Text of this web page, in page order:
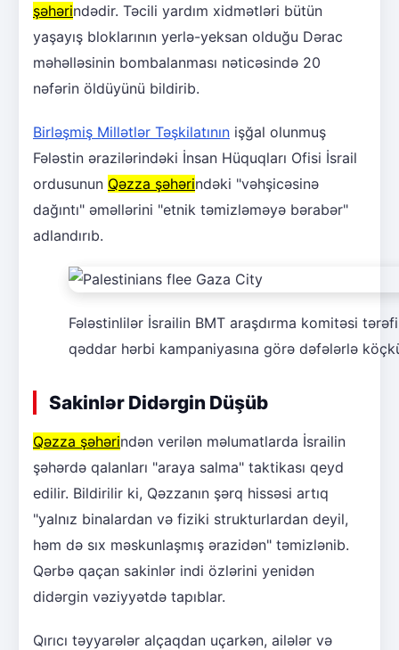
şəhərindədir. Təcili yardım xidmətləri bütün
yaşayış bloklarının yerlə-yeksan olduğu Dərac
məhəlləsinin bombalanması nəticəsində 20
nəfərin öldüyünü bildirib.
Birləşmiş Millətlər Təşkilatının işğal olunmuş
Fələstin ərazilərindəki İnsan Hüquqları Ofisi İsrail
ordusunun Qəzza şəhərindəki "vəhşicəsinə
dağıntı" əməllərini "etnik təmizləməyə bərabər"
adlandırıb.
Fələstinlilər İsrailin BMT araşdırma komitəsi
qəddar hərbi kampaniyasına görə dəfələrlə
Sakinlər Didərgin Düşüb
Qəzza şəhərindən verilən məlumatlarda İsrailin
şəhərdə qalanları "araya salma" taktikası qeyd
edilir. Bildirilir ki, Qəzzanın şərq hissəsi artıq
"yalnız binalardan və fiziki strukturlardan deyil,
həm də sıx məskunlaşmış ərazidən" təmizlənib.
Qərbə qaçan sakinlər indi özlərini yenidən
didərgin vəziyyətdə tapıblar.
Qırıcı təyyarələr alçaqdan uçarkən, ailələr və